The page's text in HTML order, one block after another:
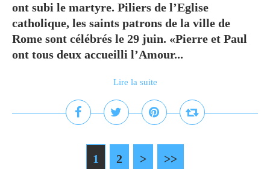
ont subi le martyre. Piliers de l’Eglise
catholique, les saints patrons de la ville de
Rome sont célébrés le 29 juin. «Pierre et Paul
ont tous deux accueilli l’Amour...
Lire la suite
1 2 > >>